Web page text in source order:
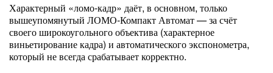
Характерный «ломо-кадр» даёт, в основном, только
вышеупомянутый ЛОМО-Компакт Автомат — за счёт
своего широкоугольного объектива (характерное
виньетирование кадра) и автоматического экспонометра,
который не всегда срабатывает корректно.